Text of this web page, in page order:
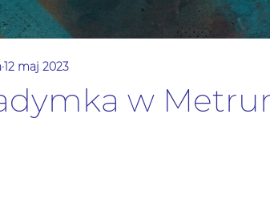
w
12 maj 2023